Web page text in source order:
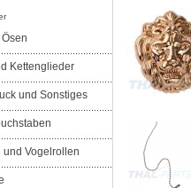
Kettenglieder
und Sonstiges
und Vogelrollen